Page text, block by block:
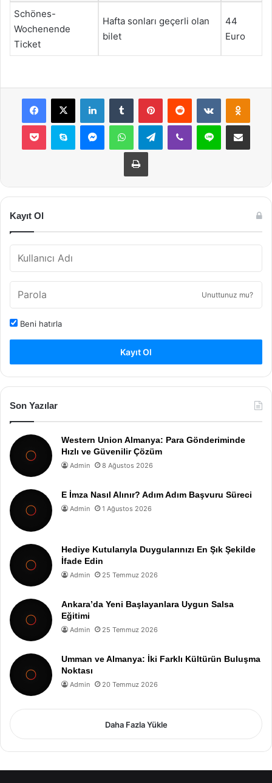
Schönes-
Wochenende
Ticket
Hafta sonları geçerli olan
bilet
44
Euro
Facebook
X LinkedInTumblr PinterestReddit VKontakte
Pocket Skype MessengerWhatsAppTelegramViber Line E-Posta ile
Yazdır
Kayıt Ol
Unuttunuz mu?
Beni hatırla
Kayıt Ol
Son Yazılar
Western Union Almanya: Para Gönderiminde
Hızlı ve Güvenilir Çözüm
Admin 8 Ağustos 2026
E İmza Nasıl Alınır? Adım Adım Başvuru Süreci
Admin 1 Ağustos 2026
Hediye Kutularıyla Duygularınızı En Şık Şekilde
İfade Edin
Admin 25 Temmuz 2026
Ankara’da Yeni Başlayanlara Uygun Salsa
Eğitimi
Admin 25 Temmuz 2026
Umman ve Almanya: İki Farklı Kültürün Buluşma
Noktası
Admin 20 Temmuz 2026
Daha Fazla Yükle